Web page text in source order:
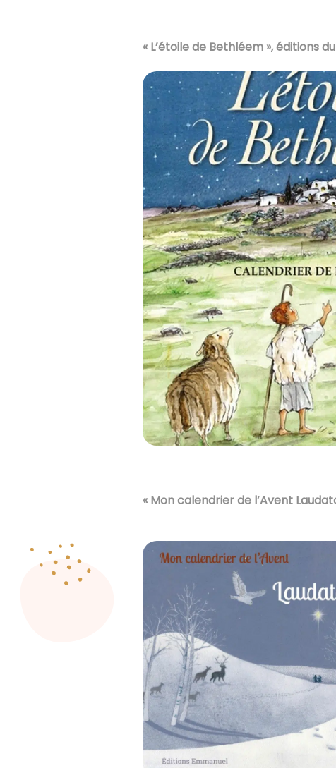
« L’étoile de Bethléem », éditions
« Mon calendrier de l’Avent